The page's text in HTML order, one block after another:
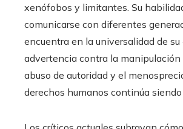
xenófobos y limitantes. Su
comunicarse con diferentes
encuentra en la universalidad de su
advertencia contra la manipulación
abuso de autoridad y el
derechos humanos continúa